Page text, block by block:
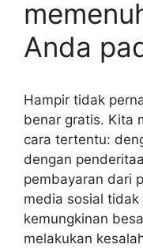
Anda
Hampir tidak
benar gratis. Kita
cara tertentu:
dengan
pembayaran dari
media sosial
kemungkinan
melakukan